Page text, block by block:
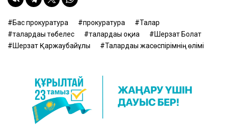
Бас прокуратура прокуратура
Талғар
талғардағы төбелес
талғардағы оқиға
Шерзат Болат
Шерзат Қаржаубайұлы
Талғардағы жасөспірімнің өлімі